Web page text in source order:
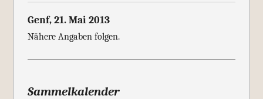
Genf, 21. Mai 2013
Nähere Angaben folgen.
Sammelkalender